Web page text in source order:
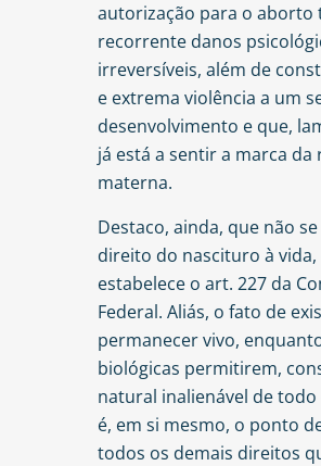
autorização para o aborto
recorrente danos
irreversíveis, além de
e extrema violência a um
desenvolvimento e que,
já está a sentir a marca da
materna.
Destaco, ainda, que não
direito do nascituro à
estabelece o art. 227 da
Federal. Aliás, o fato de
permanecer vivo,
biológicas permitirem,
natural inalienável de
é, em si mesmo, o ponto
todos os demais direitos